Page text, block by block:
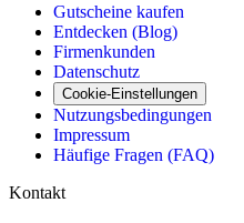
Gutscheine kaufen
Entdecken (Blog)
Firmenkunden
Datenschutz
Cookie-Einstellungen
Nutzungsbedingungen
Impressum
Häufige Fragen (FAQ)
Kontakt